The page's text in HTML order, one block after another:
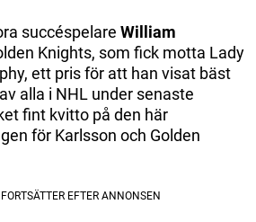
succéspelare William
Knights, som fick motta Lady
ett pris för att han visat bäst
alla i NHL under senaste
fint kvitto på den här
för Karlsson och Golden